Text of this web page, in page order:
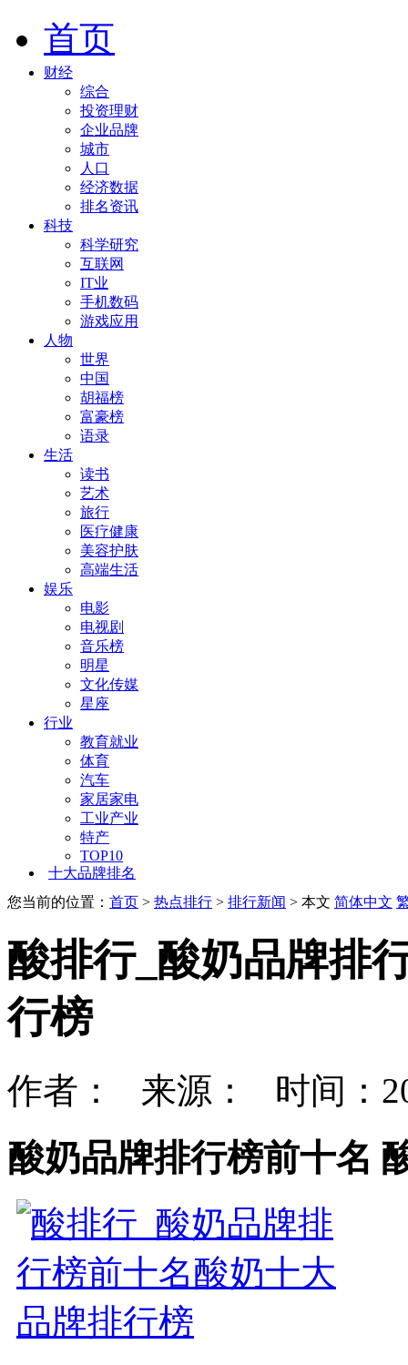
首页
财经
综合
投资理财
企业品牌
城市
人口
经济数据
排名资讯
科技
科学研究
互联网
IT业
手机数码
游戏应用
人物
世界
中国
胡福榜
富豪榜
语录
生活
读书
艺术
旅行
医疗健康
美容护肤
高端生活
娱乐
电影
电视剧
音乐榜
明星
文化传媒
星座
行业
教育就业
体育
汽车
家居家电
工业产业
特产
TOP10
十大品牌排名
您当前的位置： 首页 > 热点排行 > 排行新闻 > 本文 简体中文
酸排行_酸奶品牌排
行榜
作者： 来源： 时间：
酸奶品牌排行榜前十名